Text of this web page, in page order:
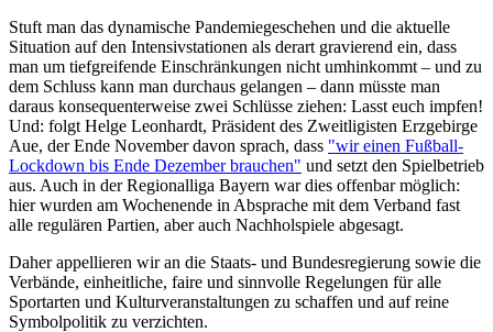
Stuft man das dynamische Pandemiegeschehen und die aktuelle
Situation auf den Intensivstationen als derart gravierend ein, dass
man um tiefgreifende Einschränkungen nicht umhinkommt – und zu
dem Schluss kann man durchaus gelangen – dann müsste man
daraus konsequenterweise zwei Schlüsse ziehen: Lasst euch impfen!
Und: folgt Helge Leonhardt, Präsident des Zweitligisten Erzgebirge
Aue, der Ende November davon sprach, dass "wir einen Fußball-
Lockdown bis Ende Dezember brauchen" und setzt den Spielbetrieb
aus. Auch in der Regionalliga Bayern war dies offenbar möglich:
hier wurden am Wochenende in Absprache mit dem Verband fast
alle regulären Partien, aber auch Nachholspiele abgesagt.
Daher appellieren wir an die Staats- und Bundesregierung sowie die
Verbände, einheitliche, faire und sinnvolle Regelungen für alle
Sportarten und Kulturveranstaltungen zu schaffen und auf reine
Symbolpolitik zu verzichten.